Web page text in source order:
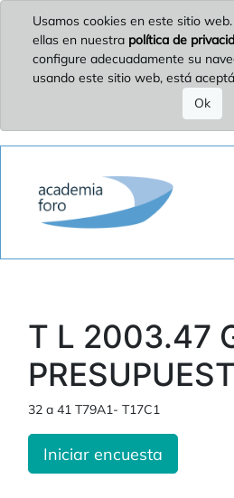
Usamos cookies en este sitio
ellas en nuestra política de
configure adecuadamente su
usando este sitio web, está
Ok
T L 2003.47
32 a 41 T79A1- T17C1
Iniciar encuesta